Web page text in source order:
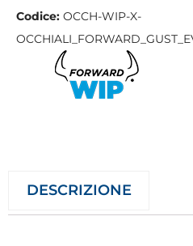
Codice: OCCH-WIP-X-
DESCRIZIONE